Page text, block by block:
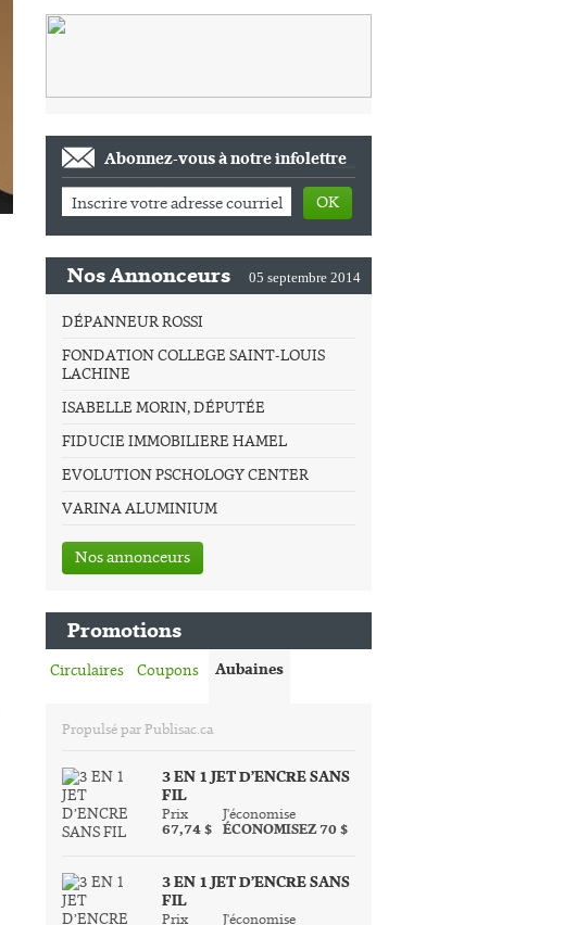
Abonnez-vous à notre infolettre
OK
Nos Annonceurs 05 septembre 2014
DÉPANNEUR ROSSI
FONDATION COLLEGE SAINT-LOUIS
LACHINE
ISABELLE MORIN, DÉPUTÉE
FIDUCIE IMMOBILIERE HAMEL
EVOLUTION PSCHOLOGY CENTER
VARINA ALUMINIUM
Nos annonceurs
Promotions
Circulaires Coupons Aubaines
Propulsé par Publisac.ca
3 EN 1 JET D’ENCRE SANS
FIL
Prix
67,74 $
J'économise
ÉCONOMISEZ 70 $
3 EN 1 JET D’ENCRE SANS
FIL
Prix J'économise